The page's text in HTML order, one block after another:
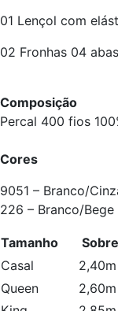
01 Lençol com
02 Fronhas 04
Composição
Percal 400 fios
Cores
9051 – Branco/
226 – Branco/Bege
Tamanho
Casal
Queen